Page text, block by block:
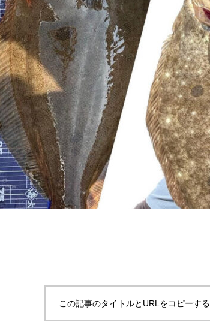
この記事のタイトルとURLをコピーする